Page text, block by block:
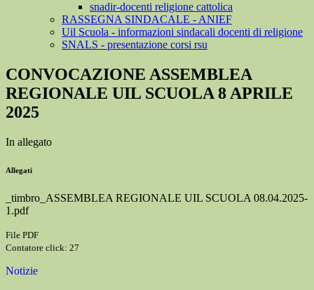
snadir-docenti religione cattolica
RASSEGNA SINDACALE - ANIEF
Uil Scuola - informazioni sindacali docenti di religione
SNALS - presentazione corsi rsu
CONVOCAZIONE ASSEMBLEA
REGIONALE UIL SCUOLA 8 APRILE
2025
In allegato
Allegati
_timbro_ASSEMBLEA REGIONALE UIL SCUOLA 08.04.2025-
1.pdf
File PDF
Contatore click: 27
Notizie